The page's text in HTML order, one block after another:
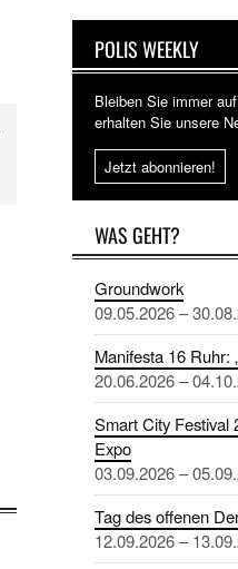
POLIS WEEKLY
Bleiben Sie immer
erhalten Sie unsere
Jetzt abonnieren!
WAS GEHT?
Groundwork
09.05.2026 –
Manifesta 16 Ruhr:
20.06.2026 –
Smart City Festival
Expo
03.09.2026 –
Tag des offenen
12.09.2026 –